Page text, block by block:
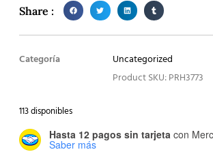
Share :
Categoría
Uncategorized
Product SKU: PRH3773
113 disponibles
Hasta 12 pagos sin tarjeta con
Saber más